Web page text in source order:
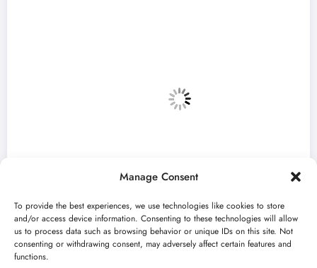
Manage Consent
To provide the best experiences, we use technologies like cookies to store
and/or access device information. Consenting to these technologies will allow
us to process data such as browsing behavior or unique IDs on this site. Not
consenting or withdrawing consent, may adversely affect certain features and
functions.
„Predmet Medeja“ otvara 59. Bitef u